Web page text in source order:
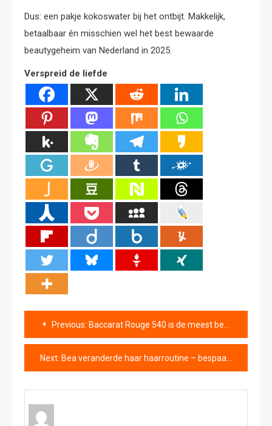
Dus: een pakje kokoswater bij het ontbijt. Makkelijk,
betaalbaar én misschien wel het best bewaarde
beautygeheim van Nederland in 2025.
Verspreid de liefde
Bericht
navigatie
Previous: Baccarat Rouge 540 is de meest besproken parfum ter wereld
Next: Bea veranderde haar haarroutine – bespaart nu €5.000 per jaar